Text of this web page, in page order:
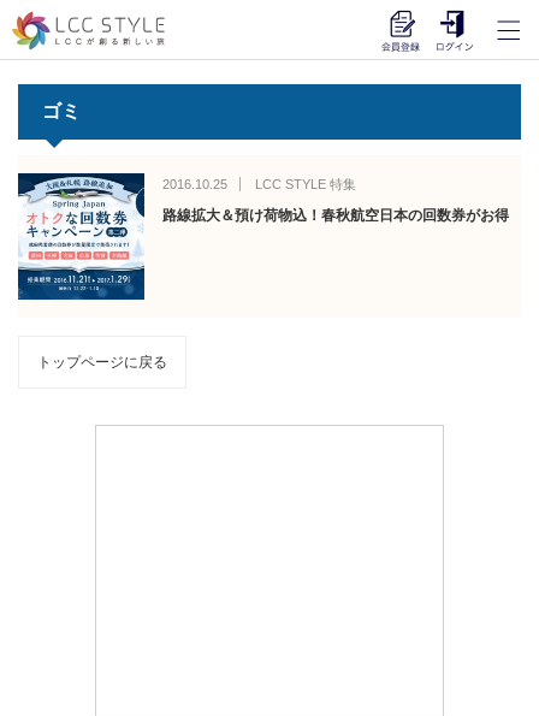
ゴミ
2016.10.25 LCC STYLE 特集
路線拡大＆預け荷物込！春秋航空日本の回数券がお得
トップページに戻る